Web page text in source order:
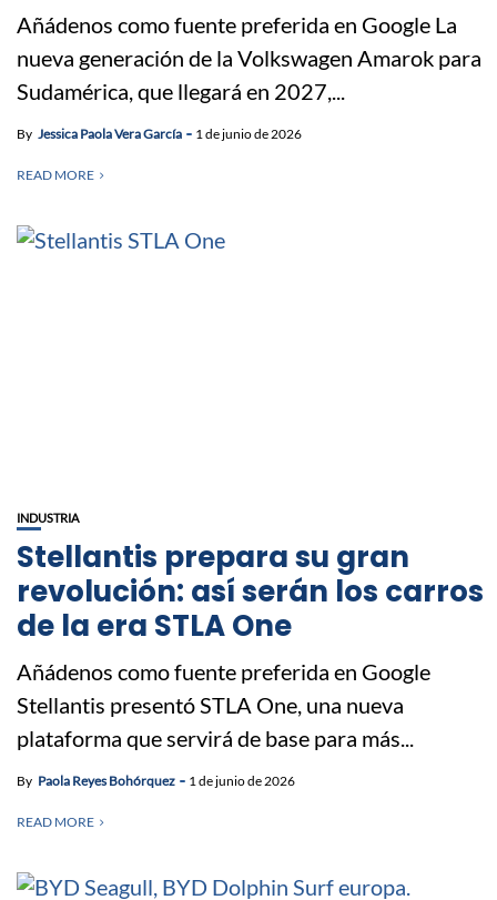
Añádenos como fuente preferida en Google La
nueva generación de la Volkswagen Amarok para
Sudamérica, que llegará en 2027,...
By Jessica Paola Vera García 1 de junio de 2026
READ MORE
INDUSTRIA
Stellantis prepara su gran
revolución: así serán los carros
de la era STLA One
Añádenos como fuente preferida en Google
Stellantis presentó STLA One, una nueva
plataforma que servirá de base para más...
By Paola Reyes Bohórquez 1 de junio de 2026
READ MORE